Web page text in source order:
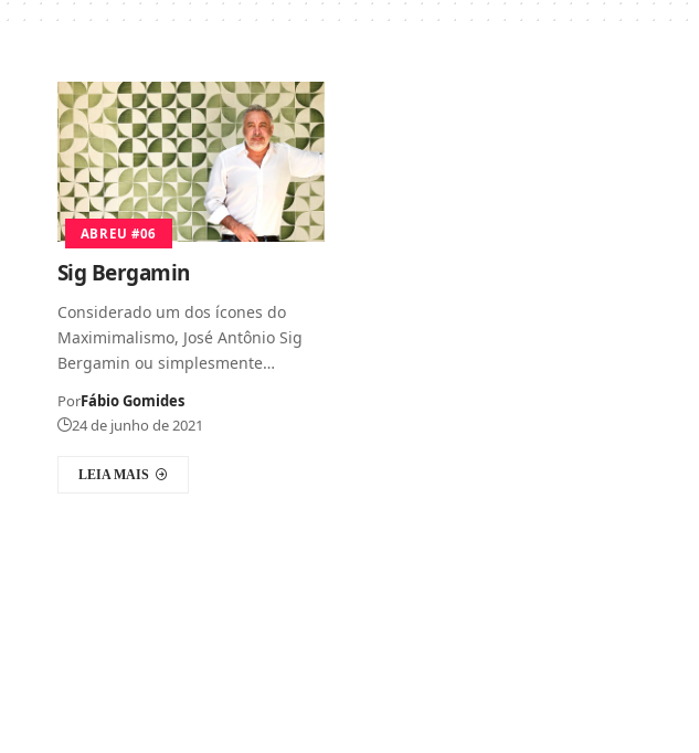
ABREU #06
Sig Bergamin
Considerado um dos ícones do
Maximimalismo, José Antônio Sig
Bergamin ou simplesmente…
PorFábio Gomides
24 de junho de 2021
LEIA MAIS